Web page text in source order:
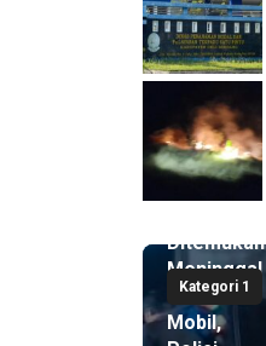
Kategori 1
1 hari lalu
Pemilik
Ditemukan
Meninggal
di Dalam
Mobil,